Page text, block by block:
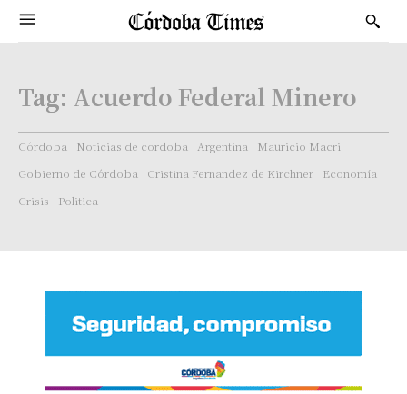
Tag: Acuerdo Federal Minero
Córdoba Noticias de cordoba Argentina
Mauricio Macri
Gobierno de Córdoba
Cristina Fernandez de Kirchner
Economía
Crisis
Politica